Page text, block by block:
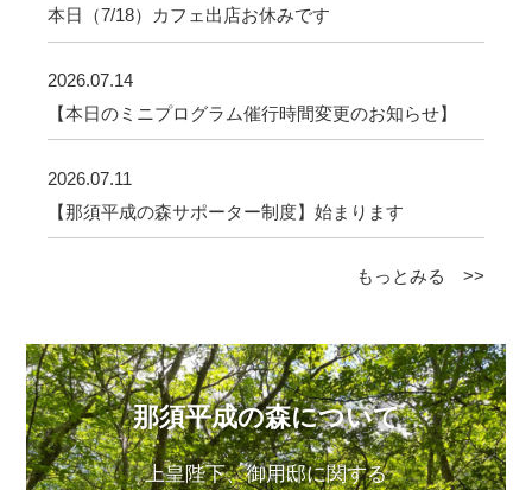
本日（7/18）カフェ出店お休みです
2026.07.14
【本日のミニプログラム催行時間変更のお知らせ】
2026.07.11
【那須平成の森サポーター制度】始まります
もっとみる >>
那須平成の森について
上皇陛下、御用邸に関する